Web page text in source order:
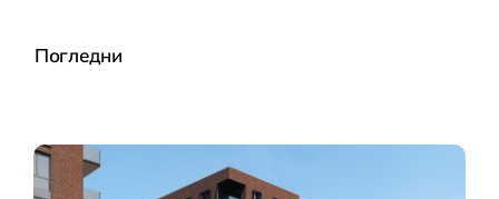
Погледни